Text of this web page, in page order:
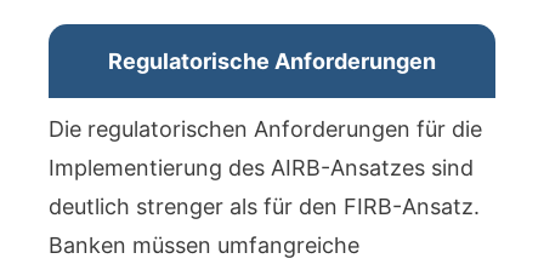
Regulatorische Anforderungen
Die regulatorischen Anforderungen für die
Implementierung des AIRB-Ansatzes sind
deutlich strenger als für den FIRB-Ansatz.
Banken müssen umfangreiche